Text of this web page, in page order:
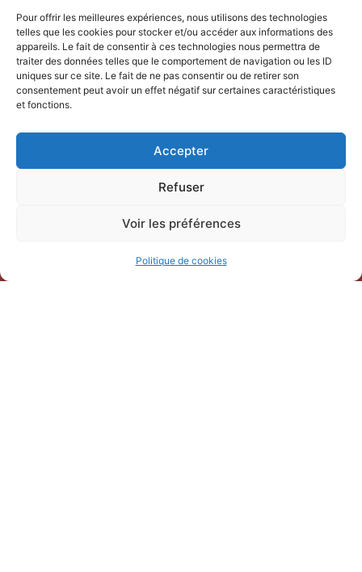
Pour offrir les meilleures expériences, nous utilisons des technologies
telles que les cookies pour stocker et/ou accéder aux informations des
appareils. Le fait de consentir à ces technologies nous permettra de
traiter des données telles que le comportement de navigation ou les ID
uniques sur ce site. Le fait de ne pas consentir ou de retirer son
consentement peut avoir un effet négatif sur certaines caractéristiques
et fonctions.
Accepter
Refuser
Voir les préférences
Politique de cookies
NOUS CONTACTER
Office de Tourisme Terre de
Camargue
247 Bd Gambetta,